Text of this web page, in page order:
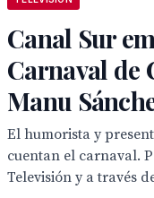
Canal Sur
Carnaval de
Manu
El humorista y
cuentan el carnaval.
Televisión y a través